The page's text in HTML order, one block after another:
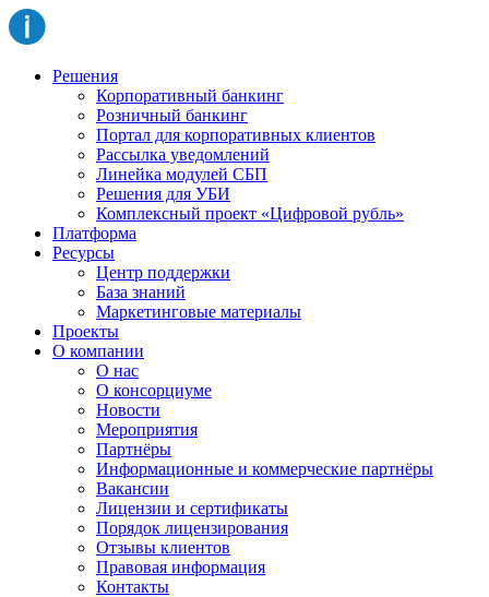
Решения
Корпоративный банкинг
Розничный банкинг
Портал для корпоративных клиентов
Рассылка уведомлений
Линейка модулей СБП
Решения для УБИ
Комплексный проект «Цифровой рубль»
Платформа
Ресурсы
Центр поддержки
База знаний
Маркетинговые материалы
Проекты
О компании
О нас
О консорциуме
Новости
Мероприятия
Партнёры
Информационные и коммерческие партнёры
Вакансии
Лицензии и сертификаты
Порядок лицензирования
Отзывы клиентов
Правовая информация
Контакты